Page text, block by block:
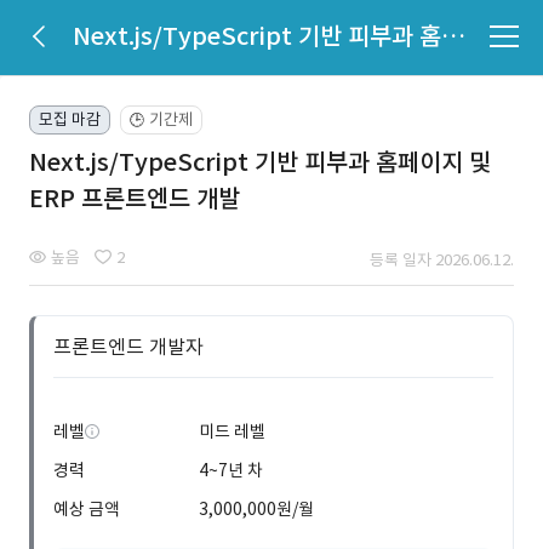
Next.js/TypeScript 기반 피부과 홈페이지 및 ERP 프론트엔드 개발
모집 마감 🕒 기간제
Next.js/TypeScript 기반 피부과 홈페이지 및
ERP 프론트엔드 개발
높음 2 등록 일자 2026.06.12.
프론트엔드 개발자
레벨
미드 레벨
경력
4~7년 차
예상 금액
3,000,000원/월